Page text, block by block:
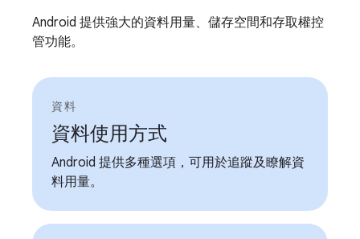
Android 提供強大的資料用量、儲存空間和存取權控
管功能。
資料
資料使用方式
Android 提供多種選項，可用於追蹤及瞭解資
料用量。